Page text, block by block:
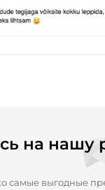
на нашу
самые выгодные